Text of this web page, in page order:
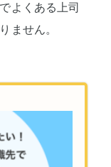
よくある上司
ません。